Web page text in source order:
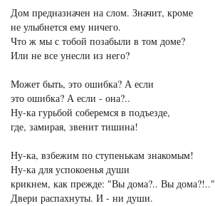
Дом предназначен на слом. Значит, кроме
не улыбнется ему ничего.
Что ж мы с тобой позабыли в том доме?
Или не все унесли из него?
Может быть, это ошибка? А если
это ошибка? А если - она?..
Ну-ка гурьбой соберемся в подъезде,
где, замирая, звенит тишина!
Ну-ка, взбежим по ступенькам знакомым!
Ну-ка для успокоенья души
крикнем, как прежде: "Вы дома?.. Вы дома?!.."
Двери распахнуты. И - ни души.